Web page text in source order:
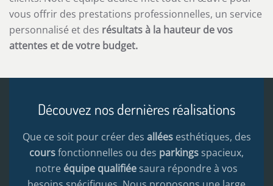
vous offrir des prestations professionnelles, un service
personnalisé et des résultats à la hauteur de vos
attentes et de votre budget.
Découvez nos dernières réalisations
Que ce soit pour créer des alléesesthétiques, des
coursfonctionnelles ou des parkings spacieux,
notre équipe qualifiée saura répondre à vos